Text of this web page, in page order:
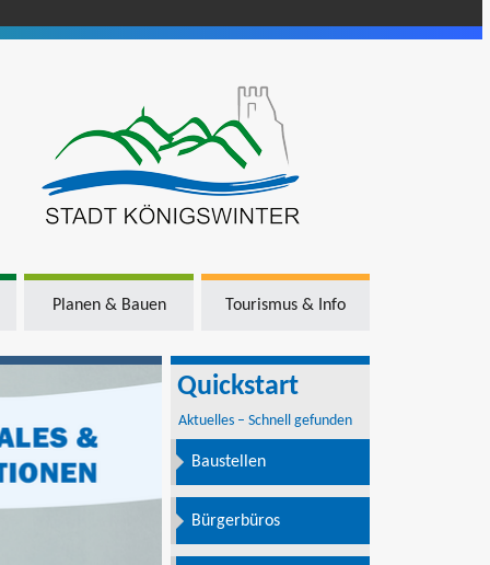
Planen & Bauen Tourismus & Info
Quickstart
Aktuelles – Schnell gefunden
Baustellen
Bürgerbüros